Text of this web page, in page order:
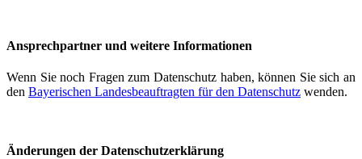
Ansprechpartner und weitere Informationen
Wenn Sie noch Fragen zum Datenschutz haben, können Sie sich an
den Bayerischen Landesbeauftragten für den Datenschutz wenden.
Änderungen der Datenschutzerklärung